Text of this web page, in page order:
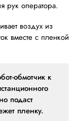
рук оператора.
воздух из
вместе с пленкой
обмотчик к
подаст
пленку.